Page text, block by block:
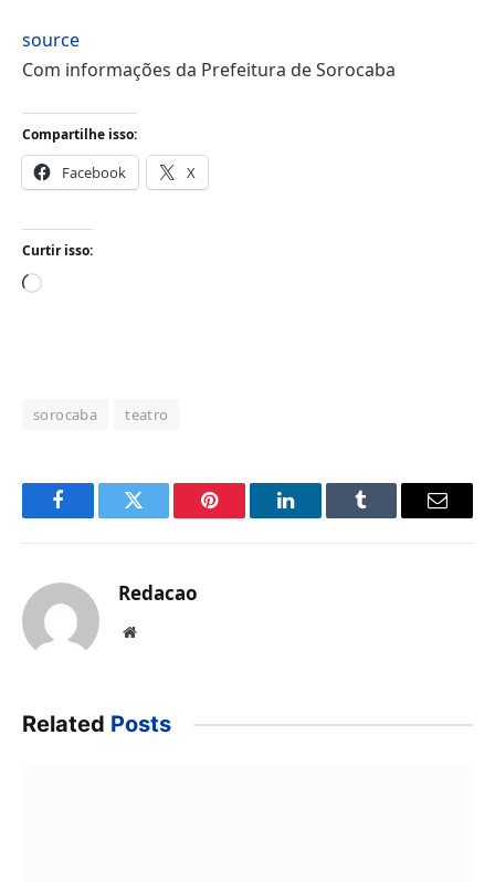
source
Com informações da Prefeitura de Sorocaba
Compartilhe isso:
Facebook X
Curtir isso:
Carregando...
sorocaba teatro
FacebookTwitter Pinterest LinkedInTumblr Email
Redacao
Website
Related Posts